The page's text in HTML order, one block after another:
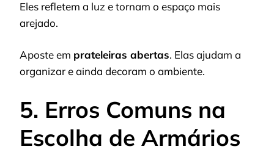
Eles refletem a luz e tornam o espaço mais
arejado.
Aposte em prateleiras abertas. Elas ajudam a
organizar e ainda decoram o ambiente.
5. Erros Comuns na
Escolha de Armários